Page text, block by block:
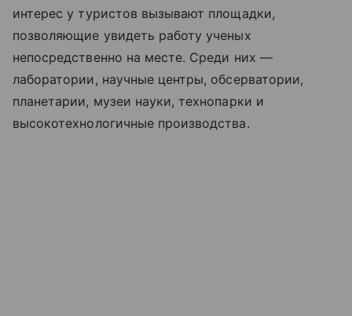
интерес у туристов вызывают площадки,
позволяющие увидеть работу ученых
непосредственно на месте. Среди них —
лаборатории, научные центры, обсерватории,
планетарии, музеи науки, технопарки и
высокотехнологичные производства.